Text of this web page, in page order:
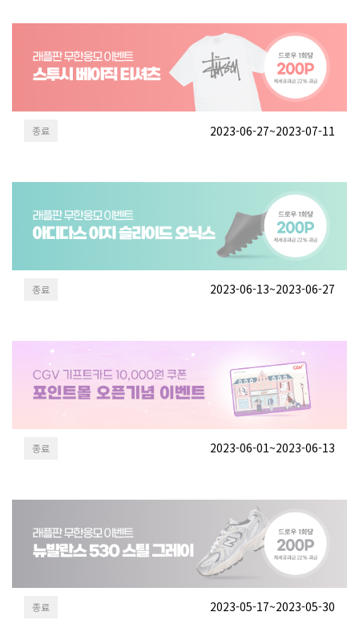
종료 2023-06-27~2023-07-11
종료 2023-06-13~2023-06-27
종료 2023-06-01~2023-06-13
종료 2023-05-17~2023-05-30